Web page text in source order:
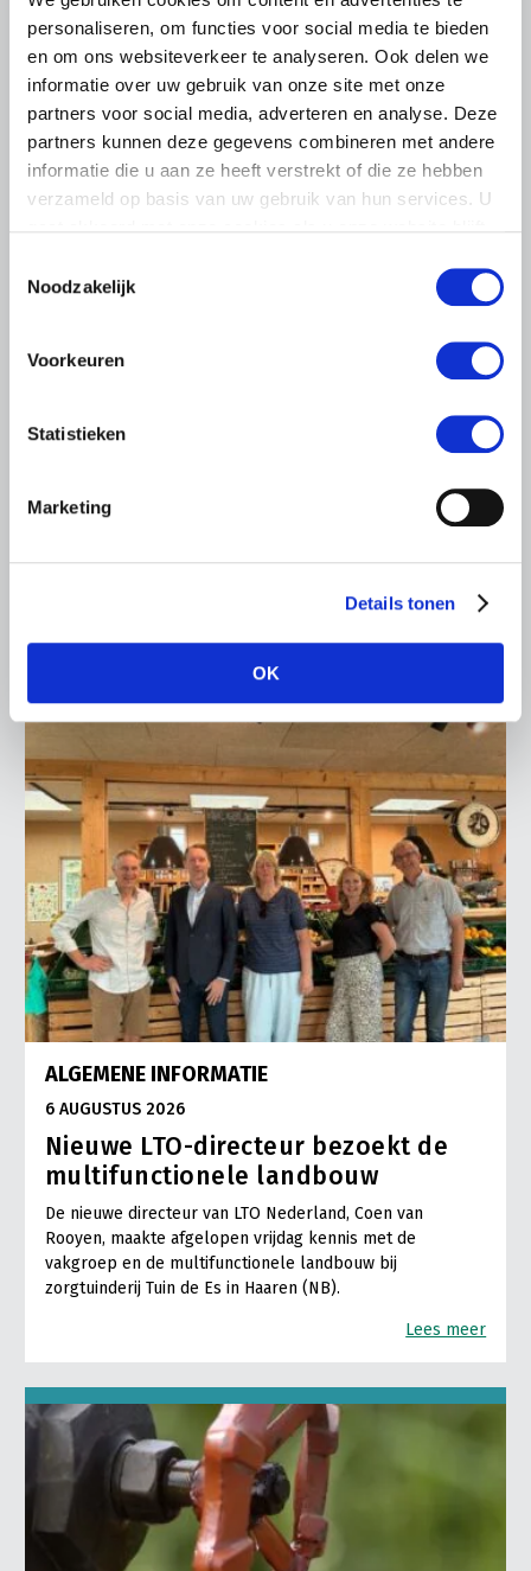
personaliseren, om functies voor social media te bieden
en om ons websiteverkeer te analyseren. Ook delen we
informatie over uw gebruik van onze site met onze
partners voor social media, adverteren en analyse. Deze
partners kunnen deze gegevens combineren met andere
informatie die u aan ze heeft verstrekt of die ze hebben
verzameld op basis van uw gebruik van hun services. U
Noodzakelijk
Voorkeuren
Statistieken
Marketing
Details tonen
OK
bezoekt melkveehouderij in
LTO Nederland ontving gisteren Tweede Kamerlid
Ronald Oenema op het melkveebedrijf van Jolmer de
ALGEMENE INFORMATIE
6 AUGUSTUS 2026
Nieuwe LTO-directeur bezoekt de
multifunctionele landbouw
De nieuwe directeur van LTO Nederland, Coen van
Rooyen, maakte afgelopen vrijdag kennis met de
vakgroep en de multifunctionele landbouw bij
zorgtuinderij Tuin de Es in Haaren (NB).
Lees meer